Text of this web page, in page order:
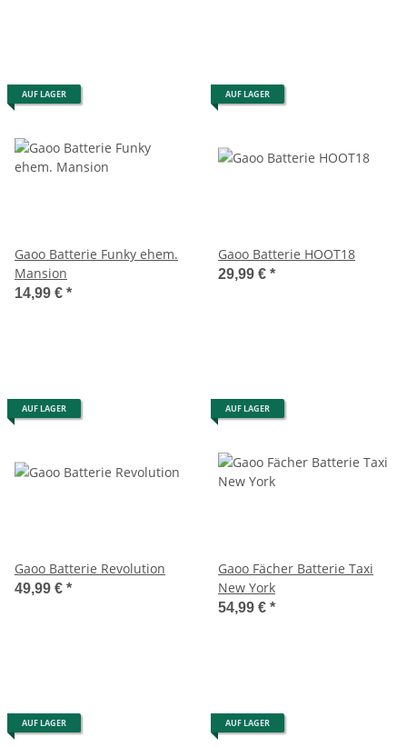
AUF LAGER
Gaoo Batterie Funky ehem.
Mansion
14,99 € *
AUF LAGER
Gaoo Batterie HOOT18
29,99 € *
AUF LAGER
Gaoo Batterie Revolution
49,99 € *
AUF LAGER
Gaoo Fächer Batterie Taxi
New York
54,99 € *
AUF LAGER AUF LAGER